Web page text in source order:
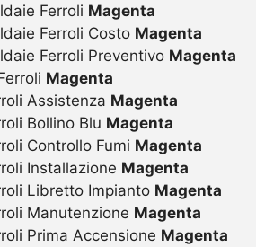
Ferroli Magenta
Ferroli Costo Magenta
Ferroli Preventivo Magenta
Magenta
Assistenza Magenta
Bollino Blu Magenta
Controllo Fumi Magenta
Installazione Magenta
Libretto Impianto Magenta
Manutenzione Magenta
Prima Accensione Magenta